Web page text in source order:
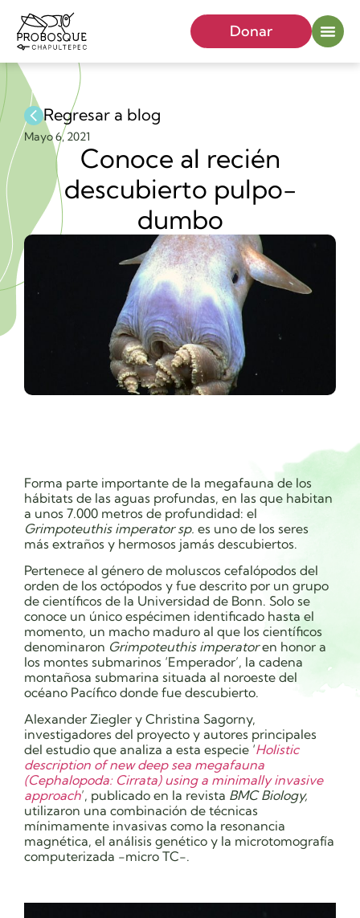
Donar
Regresar a blog
Mayo 6, 2021
Conoce al recién
descubierto pulpo-
dumbo
Forma parte importante de la megafauna de los
hábitats de las aguas profundas, en las que habitan
a unos 7.000 metros de profundidad: el
Grimpoteuthis imperator sp. es uno de los seres
más extraños y hermosos jamás descubiertos.
Pertenece al género de moluscos cefalópodos del
orden de los octópodos y fue descrito por un grupo
de científicos de la Universidad de Bonn. Solo se
conoce un único espécimen identificado hasta el
momento, un macho maduro al que los científicos
denominaron Grimpoteuthis imperatoren honor a
los montes submarinos ‘Emperador’, la cadena
montañosa submarina situada al noroeste del
océano Pacífico donde fue descubierto.
Alexander Ziegler y Christina Sagorny,
investigadores del proyecto y autores principales
del estudio que analiza a esta especie ‘Holistic
description of new deep sea megafauna
(Cephalopoda: Cirrata) using a minimally invasive
approach’, publicado en la revista BMC Biology,
utilizaron una combinación de técnicas
mínimamente invasivas como la resonancia
magnética, el análisis genético y la microtomografía
computerizada -micro TC-.